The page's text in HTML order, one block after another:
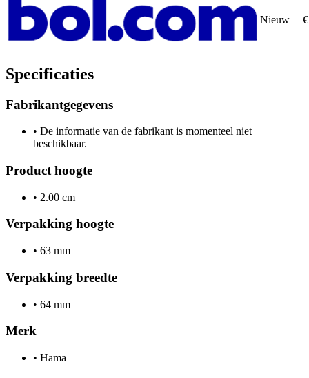
Nieuw
Specificaties
Fabrikantgegevens
• De informatie van de fabrikant is momenteel niet
beschikbaar.
Product hoogte
• 2.00 cm
Verpakking hoogte
• 63 mm
Verpakking breedte
• 64 mm
Merk
• Hama